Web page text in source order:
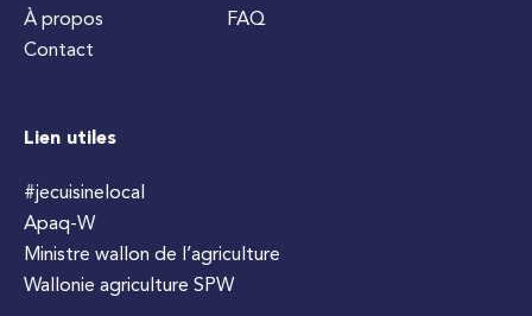
À propos
Contact
FAQ
Lien utiles
#jecuisinelocal
Apaq-W
Ministre wallon de l’agriculture
Wallonie agriculture SPW